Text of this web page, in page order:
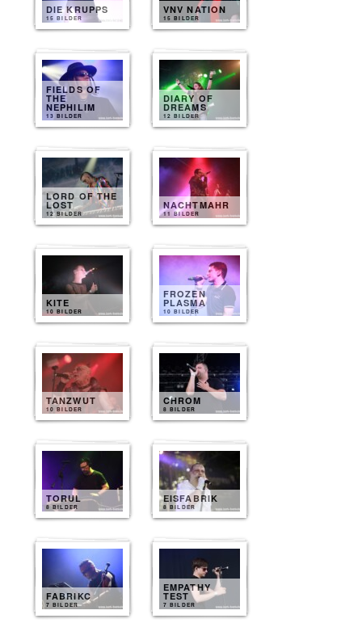
DIE KRUPPS
15 BILDER
VNV NATION
15 BILDER
FIELDS OF
THE
NEPHILIM
13 BILDER
DIARY OF
DREAMS
12 BILDER
LORD OF THE
LOST
12 BILDER
NACHTMAHR
11 BILDER
KITE
10 BILDER
FROZEN
PLASMA
10 BILDER
TANZWUT
10 BILDER
CHROM
8 BILDER
TORUL
8 BILDER
EISFABRIK
8 BILDER
FABRIKC
7 BILDER
EMPATHY
TEST
7 BILDER